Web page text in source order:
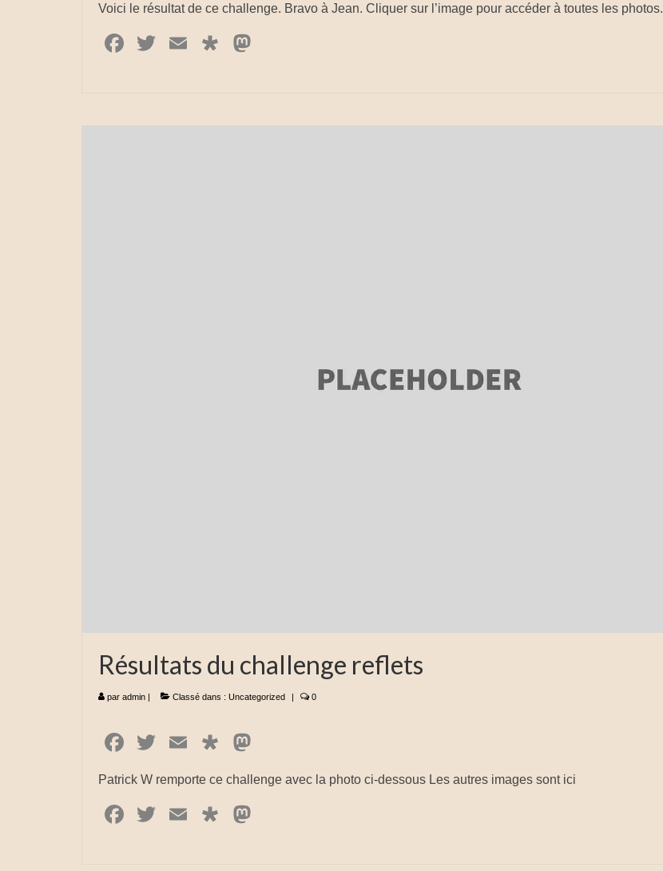
Voici le résultat de ce challenge. Bravo à Jean. Cliquer sur l’image pour accéder à toutes les photos.
Facebook
Twitter
EmailDiaspora
Résultats du challenge reflets
par admin | Classé dans : Uncategorized | 0
Facebook
Twitter
EmailDiaspora
Patrick W remporte ce challenge avec la photo ci-dessous Les autres images sont ici
Facebook
Twitter
EmailDiaspora